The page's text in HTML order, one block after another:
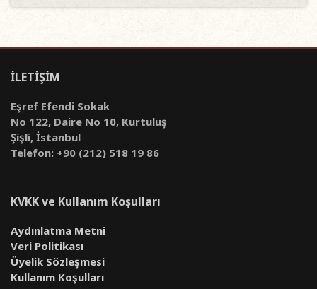
İLETİŞİM
Eşref Efendi Sokak
No 122, Daire No 10, Kurtuluş
Şişli, İstanbul
Telefon: +90 (212) 518 19 86
KVKK ve Kullanım Koşulları
Aydınlatma Metni
Veri Politikası
Üyelik Sözleşmesi
Kullanım Koşulları